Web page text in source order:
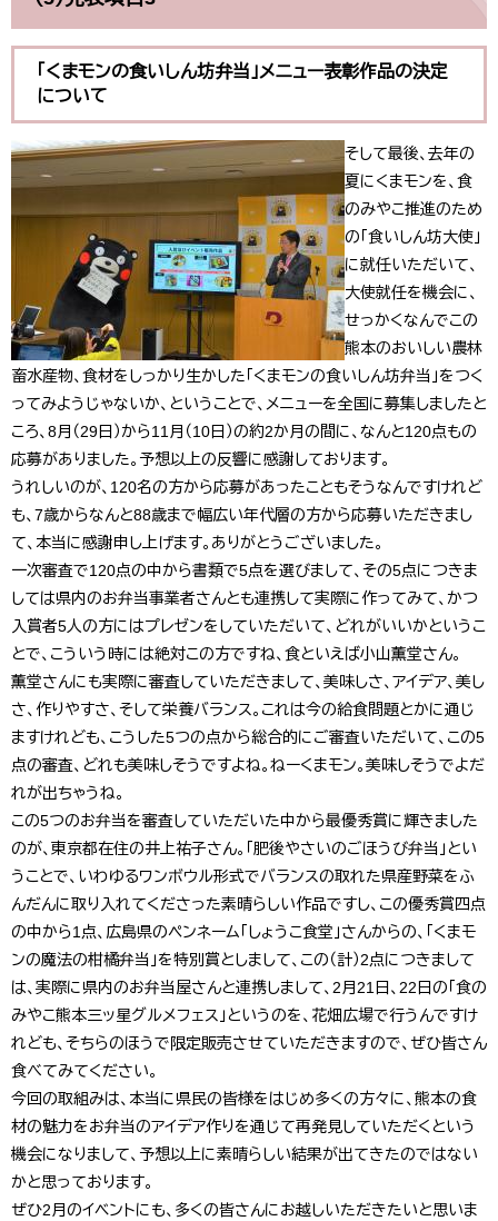
「くまモンの食いしん坊弁当」メニュー表彰作品の決定
について
そして最後、去年の
夏にくまモンを、食
のみやこ推進のため
の「食いしん坊大使」
に就任いただいて、
大使就任を機会に、
せっかくなんでこの
熊本のおいしい農林
畜水産物、食材をしっかり生かした「くまモンの食いしん坊弁当」をつく
ってみようじゃないか、ということで、メニューを全国に募集しましたと
ころ、8月（29日）から11月（10日）の約2か月の間に、なんと120点もの
応募がありました。予想以上の反響に感謝しております。
うれしいのが、120名の方から応募があったこともそうなんですけれど
も、7歳からなんと88歳まで幅広い年代層の方から応募いただきまし
て、本当に感謝申し上げます。ありがとうございました。
一次審査で120点の中から書類で5点を選びまして、その5点につきま
しては県内のお弁当事業者さんとも連携して実際に作ってみて、かつ
入賞者5人の方にはプレゼンをしていただいて、どれがいいかというこ
とで、こういう時には絶対この方ですね、食といえば小山薫堂さん。
薫堂さんにも実際に審査していただきまして、美味しさ、アイデア、美し
さ、作りやすさ、そして栄養バランス。これは今の給食問題とかに通じ
ますけれども、こうした5つの点から総合的にご審査いただいて、この5
点の審査、どれも美味しそうですよね。ねーくまモン。美味しそうでよだ
れが出ちゃうね。
この5つのお弁当を審査していただいた中から最優秀賞に輝きました
のが、東京都在住の井上祐子さん。「肥後やさいのごほうび弁当」とい
うことで、いわゆるワンボウル形式でバランスの取れた県産野菜をふ
んだんに取り入れてくださった素晴らしい作品ですし、この優秀賞四点
の中から1点、広島県のペンネーム「しょうこ食堂」さんからの、「くまモ
ンの魔法の柑橘弁当」を特別賞としまして、この（計）2点につきまして
は、実際に県内のお弁当屋さんと連携しまして、2月21日、22日の「食の
みやこ熊本三ッ星グルメフェス」というのを、花畑広場で行うんですけ
れども、そちらのほうで限定販売させていただきますので、ぜひ皆さん
食べてみてください。
今回の取組みは、本当に県民の皆様をはじめ多くの方々に、熊本の食
材の魅力をお弁当のアイデア作りを通じて再発見していただくという
機会になりまして、予想以上に素晴らしい結果が出てきたのではない
かと思っております。
ぜひ2月のイベントにも、多くの皆さんにお越しいただきたいと思いま